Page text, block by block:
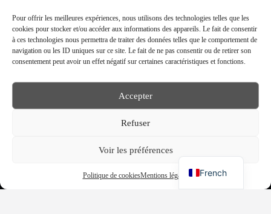
Pour offrir les meilleures expériences, nous utilisons des technologies telles que les
cookies pour stocker et/ou accéder aux informations des appareils. Le fait de consentir
à ces technologies nous permettra de traiter des données telles que le comportement de
navigation ou les ID uniques sur ce site. Le fait de ne pas consentir ou de retirer son
consentement peut avoir un effet négatif sur certaines caractéristiques et fonctions.
Accepter
Refuser
Voir les préférences
Politique de cookiesMentions légales
Le Blog TERRAKÉ
TERRAKÉ en Chine
French